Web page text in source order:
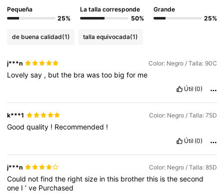
Pequeña
25%
La talla corresponde
50%
Grande
25%
de buena calidad(1) talla equivocada(1)
j***n Color: Negro / Talla: 90C
Lovelysay , butthe brawastoo bigfor me
Útil (0)
k***1 Color: Negro / Talla: 75D
Goodquality ! Recommended !
Útil (0)
j***n Color: Negro / Talla: 85D
Could notfindthe rightsize inthis brotherthis isthesecond
one I’ve Purchased